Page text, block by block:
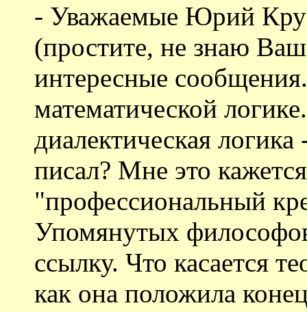
- Уважаемые Юрий
(простите, не знаю
интересные
математической
диалектическая
писал? Мне это
"профессиональный
Упомянутых
ссылку. Что касается
как она положила